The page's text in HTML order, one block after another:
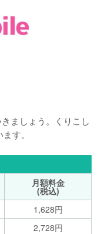
ましょう。くりこし
す。
月額料金
(税込)
1,628円
2,728円